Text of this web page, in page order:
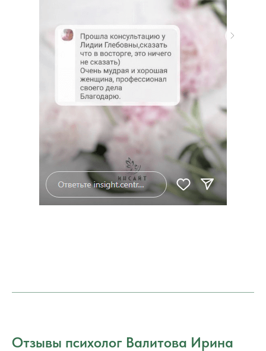
Отзывы психолог Валитова Ирина